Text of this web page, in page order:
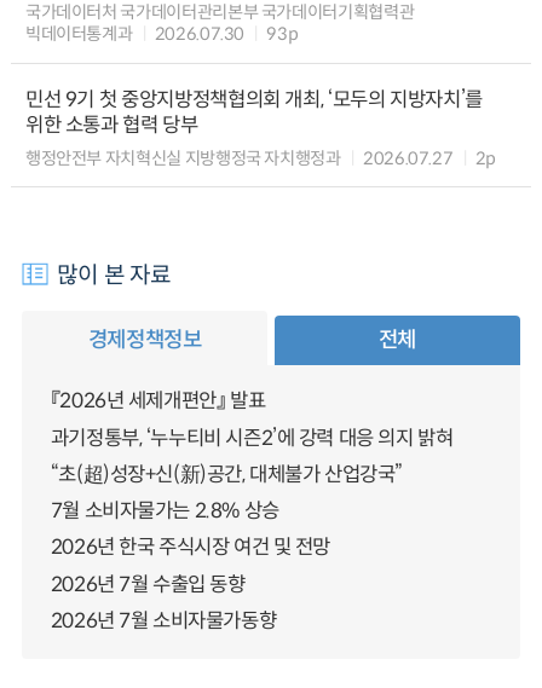
국가데이터처 국가데이터관리본부 국가데이터기획협력관
빅데이터통계과
2026.07.30 93p
민선 9기 첫 중앙지방정책협의회 개최, ‘모두의 지방자치’를
위한 소통과 협력 당부
행정안전부 자치혁신실 지방행정국 자치행정과 2026.07.27 2p
많이 본 자료
경제정책정보 전체
『2026년 세제개편안』 발표
과기정통부, ‘누누티비 시즌2’에 강력 대응 의지 밝혀
“초(超)성장+신(新)공간, 대체불가 산업강국”
7월 소비자물가는 2.8% 상승
2026년 한국 주식시장 여건 및 전망
2026년 7월 수출입 동향
2026년 7월 소비자물가동향